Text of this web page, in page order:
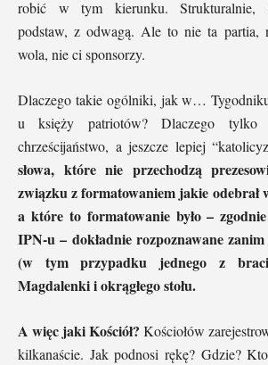
robić w tym kierunku. Strukturalnie,
podstaw, z odwagą. Ale to nie ta partia,
wola, nie ci sponsorzy.
Dlaczego takie ogólniki, jak w…
u księży patriotów? Dlaczego tylko
chrześcijaństwo, a jeszcze lepiej
słowa, które nie przechodzą
związku z formatowaniem jakie odebrał
a które to formatowanie było –
IPN-u – dokładnie rozpoznawane
(w tym przypadku jednego z
Magdalenki i okrągłego stołu.
A więc jaki Kościół? Kościołów
kilkanaście. Jak podnosi rękę? Gdzie?